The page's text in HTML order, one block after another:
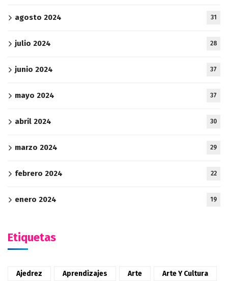
agosto 2024 31
julio 2024 28
junio 2024 37
mayo 2024 37
abril 2024 30
marzo 2024 29
febrero 2024 22
enero 2024 19
Etiquetas
Ajedrez Aprendizajes Arte Arte Y Cultura